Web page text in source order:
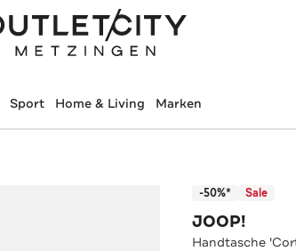
Sport Home & Living Marken
-50%* Sale
JOOP!
Handtasche